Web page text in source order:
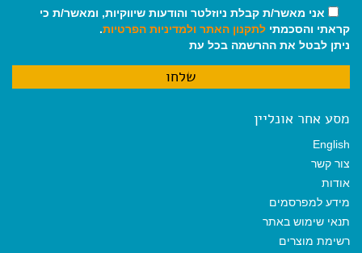
אני מאשר/ת קבלת ניוזלטר והודעות שיווקיות, ומאשר/ת כי
קראתי והסכמתי לתקנון האתר ולמדיניות הפרטיות.
ניתן לבטל את ההרשמה בכל עת
מסע אחר אונליין
English
צור קשר
אודות
מידע למפרסמים
תנאי שימוש באתר
רשימת מוצרים